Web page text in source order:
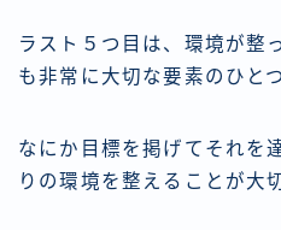
ラスト５つ目は、環境が整
も非常に大切な要素のひと
なにか目標を掲げてそれを
りの環境を整えることが大